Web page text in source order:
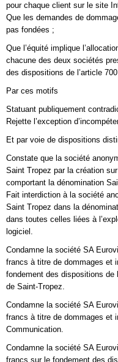
pour chaque client sur le site
Que les demandes de
pas fondées ;
Que l’équité implique
chacune des deux sociétés
des dispositions de l’article
Par ces motifs
Statuant publiquement
Rejette l’exception
Et par voie de dispositions
Constate que la société
Saint Tropez par la création
comportant la dénomination
Fait interdiction à la société
Saint Tropez dans la
dans toutes celles liées à
logiciel.
Condamne la société SA
francs à titre de dommages et
fondement des dispositions de
de Saint-Tropez.
Condamne la société SA
francs à titre de dommages et
Communication.
Condamne la société SA
francs sur le fondement des